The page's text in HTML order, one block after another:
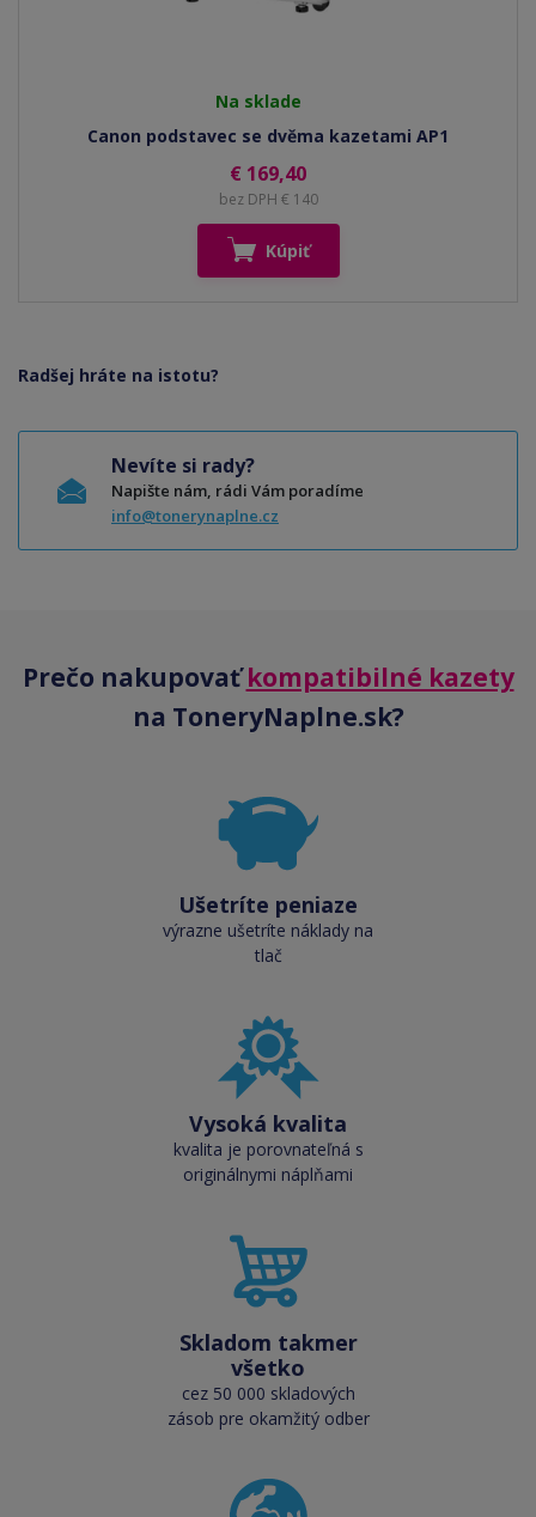
Na sklade
Canon podstavec se dvěma kazetami AP1
€ 169,40
bez DPH € 140
Kúpiť
Radšej hráte na istotu?
Nevíte si rady?
Napište nám, rádi Vám poradíme
info@tonerynaplne.cz
Prečo nakupovaťkompatibilné kazety
na ToneryNaplne.sk?
Ušetríte peniaze
výrazne ušetríte náklady na
tlač
Vysoká kvalita
kvalita je porovnateľná s
originálnymi náplňami
Skladom takmer
všetko
cez 50 000 skladových
zásob pre okamžitý odber